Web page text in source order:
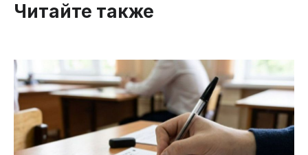
Читайте также